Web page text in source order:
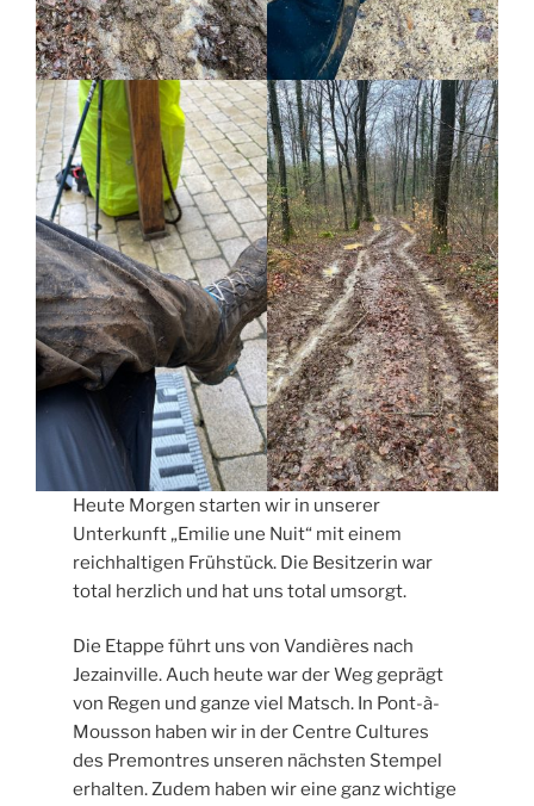
Heute Morgen starten wir in unserer
Unterkunft „Emilie une Nuit“ mit einem
reichhaltigen Frühstück. Die Besitzerin war
total herzlich und hat uns total umsorgt.
Die Etappe führt uns von Vandières nach
Jezainville. Auch heute war der Weg geprägt
von Regen und ganze viel Matsch. In Pont-à-
Mousson haben wir in der Centre Cultures
des Premontres unseren nächsten Stempel
erhalten. Zudem haben wir eine ganz wichtige